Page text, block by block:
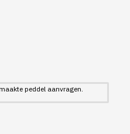
peddel aanvragen.